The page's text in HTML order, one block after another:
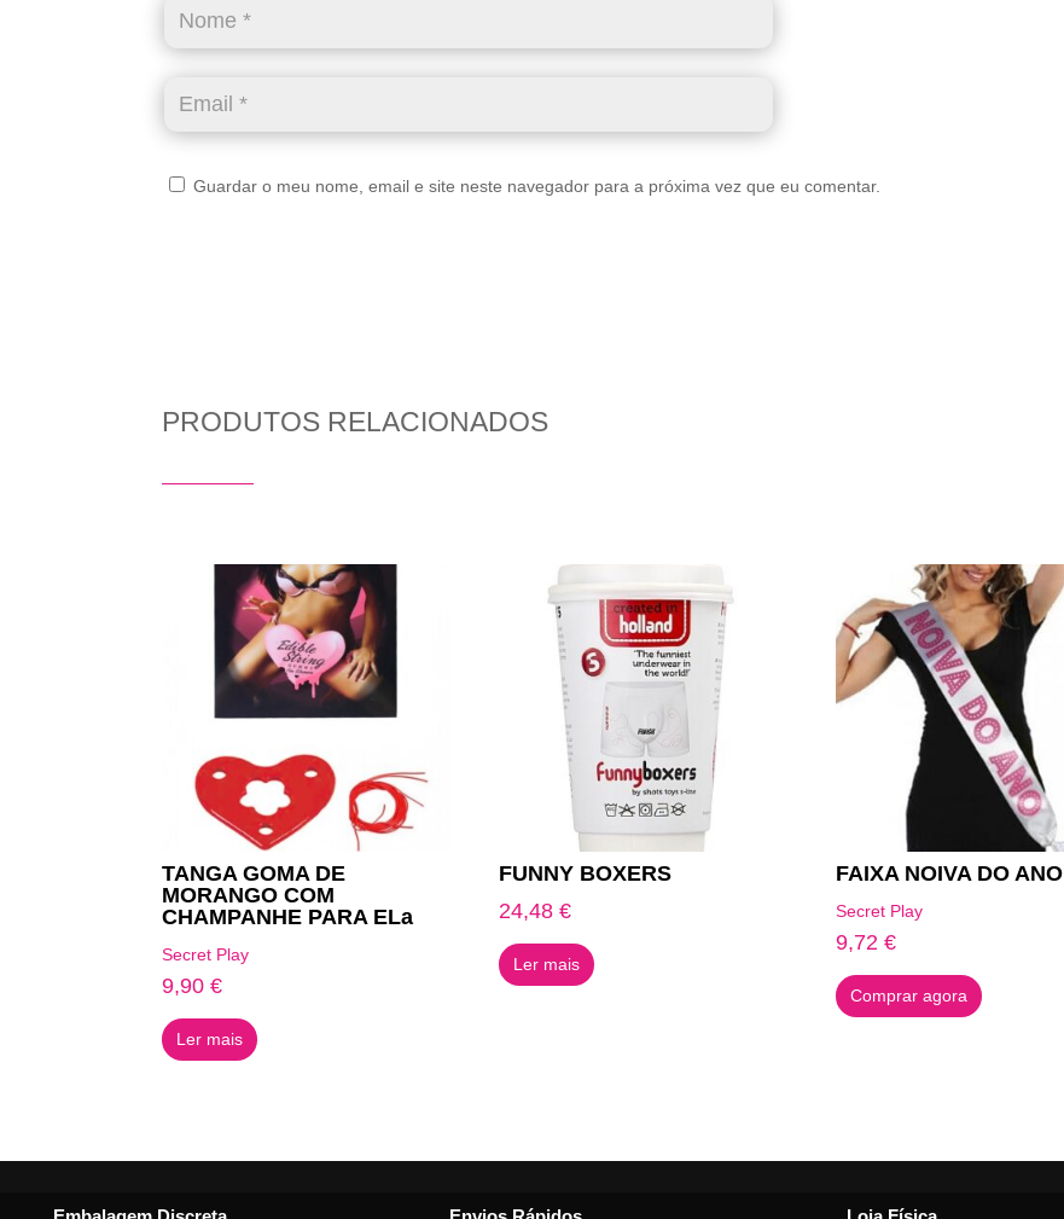
Guardar o meu nome, email e site neste navegador para a próxima vez que eu comentar.
PRODUTOS RELACIONADOS
TANGA GOMA DE
MORANGO COM
CHAMPANHE PARA ELa
Secret Play
9,90€
Ler mais
FUNNY BOXERS
24,48€
Ler mais
FAIXA NOIVA DO ANO
Secret Play
9,72€
Comprar agora